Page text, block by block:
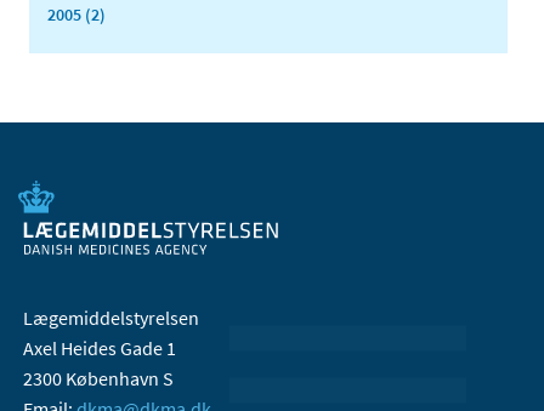
2005 (2)
Lægemiddelstyrelsen
Axel Heides Gade 1
2300 København S